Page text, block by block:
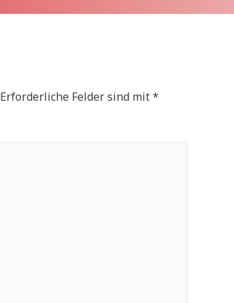
Erforderliche Felder sind mit*